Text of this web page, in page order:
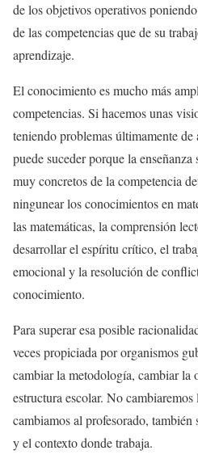
de los objetivos operativos
de las competencias que de su
aprendizaje.
El conocimiento es mucho más
competencias. Si hacemos unas
teniendo problemas últimamente
puede suceder porque la
muy concretos de la competencia
ningunear los conocimientos en
las matemáticas, la comprensión
desarrollar el espíritu crítico, el
emocional y la resolución de
conocimiento.
Para superar esa posible
veces propiciada por organismos
cambiar la metodología, cambiar la
estructura escolar. No
cambiamos al profesorado,
y el contexto donde trabaja.